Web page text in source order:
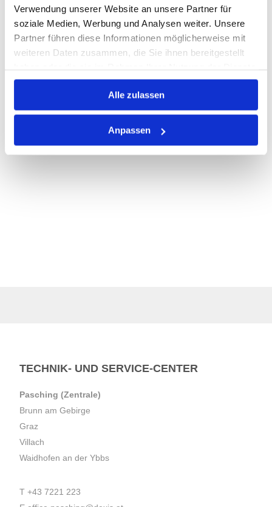
Verwendung unserer Website an unsere Partner für
soziale Medien, Werbung und Analysen weiter. Unsere
Partner führen diese Informationen möglicherweise mit
weiteren Daten zusammen, die Sie ihnen bereitgestellt
gesammelt haben.
Alle zulassen
Anpassen
TECHNIK- UND SERVICE-CENTER
Pasching (Zentrale)
Brunn am Gebirge
Graz
Villach
Waidhofen an der Ybbs
T +43 7221 223